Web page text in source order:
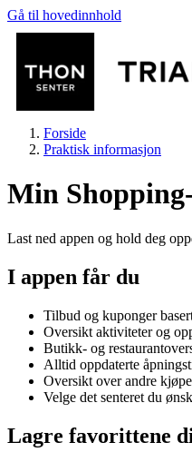
Gå til hovedinnhold
Mat
Helse
Forside
Praktisk informasjon
Min
Last ned appen og hold deg
I appen får du
Tilbud og kuponger
Oversikt aktiviteter og
Butikk- og
Alltid oppdaterte
Oversikt over andre
Velge det senteret du
Lagre favorittene